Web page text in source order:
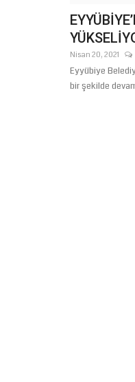
Nisan 20, 2021
Eyyübiye
bir şekilde